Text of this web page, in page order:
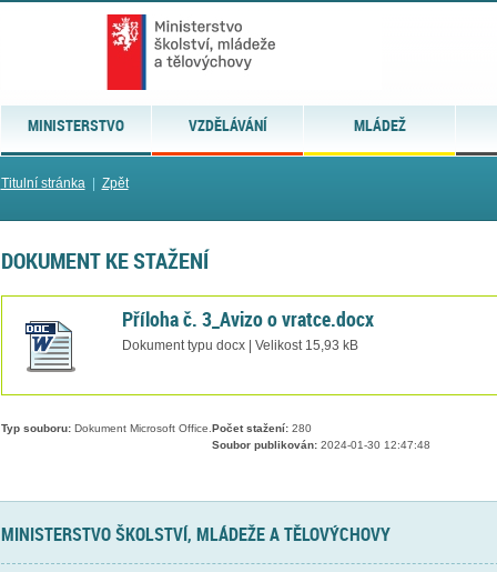
MINISTERSTVO VZDĚLÁVÁNÍ MLÁDEŽ
Titulní stránka| Zpět
DOKUMENT KE STAŽENÍ
Příloha č. 3_Avizo o vratce.docx
Dokument typu docx | Velikost 15,93 kB
Typ souboru:Dokument Microsoft Office. Počet stažení:280
Soubor publikován:2024-01-30 12:47:48
MINISTERSTVO ŠKOLSTVÍ, MLÁDEŽE A TĚLOVÝCHOVY